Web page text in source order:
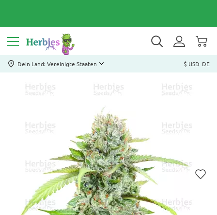
Dein Land: Vereinigte Staaten $ USD DE